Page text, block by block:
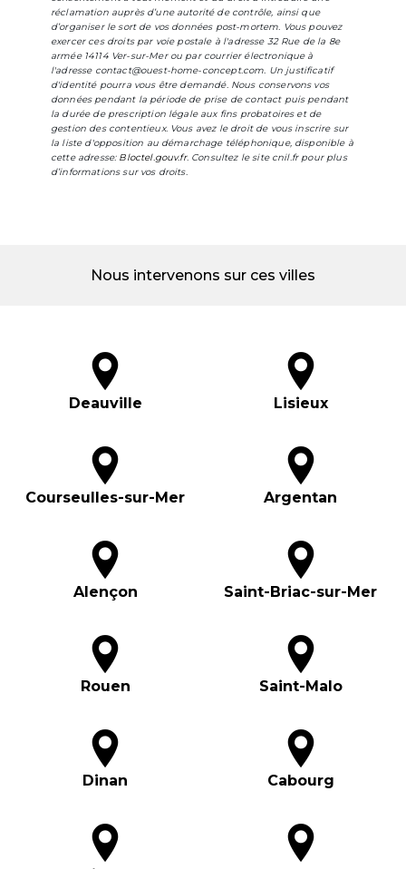
réclamation auprès d’une autorité de contrôle, ainsi que
d’organiser le sort de vos données post-mortem. Vous pouvez
exercer ces droits par voie postale à l'adresse 32 Rue de la 8e
armée 14114 Ver-sur-Mer ou par courrier électronique à
l'adresse contact@ouest-home-concept.com. Un justificatif
d'identité pourra vous être demandé. Nous conservons vos
données pendant la période de prise de contact puis pendant
la durée de prescription légale aux fins probatoires et de
gestion des contentieux. Vous avez le droit de vous inscrire sur
la liste d'opposition au démarchage téléphonique, disponible à
cette adresse: Bloctel.gouv.fr. Consultez le site cnil.fr pour plus
d’informations sur vos droits.
Nous intervenons sur ces villes
Deauville Lisieux
Courseulles-sur-Mer Argentan
Alençon Saint-Briac-sur-Mer
Rouen Saint-Malo
Dinan Cabourg